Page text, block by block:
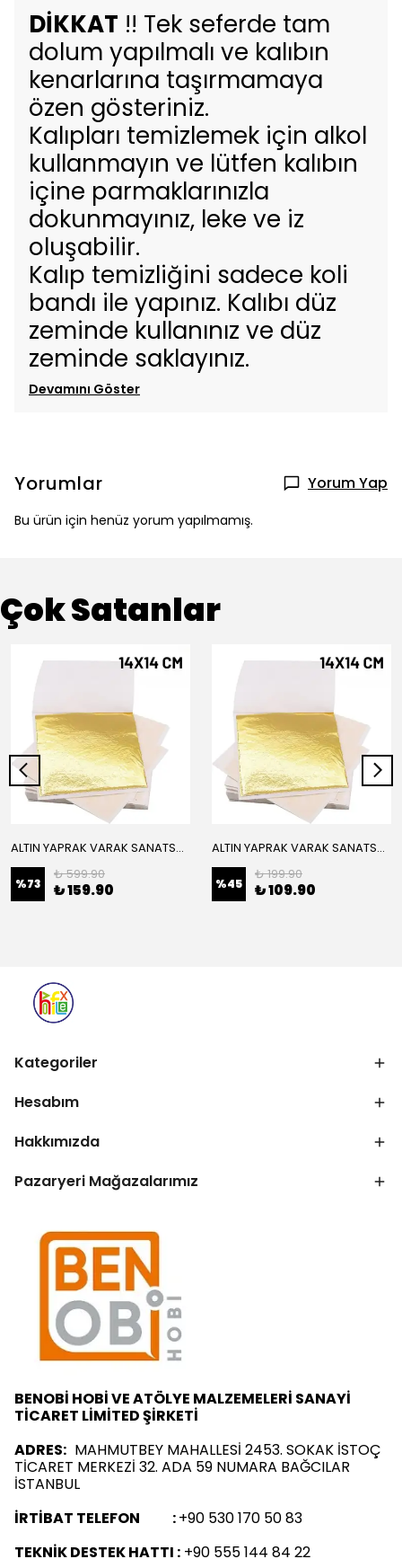
DİKKAT !! Tek seferde tam
dolum yapılmalı ve kalıbın
kenarlarına taşırmamaya
özen gösteriniz.
Kalıpları temizlemek için alkol
kullanmayın ve lütfen kalıbın
içine parmaklarınızla
dokunmayınız, leke ve iz
oluşabilir.
Kalıp temizliğini sadece koli
bandı ile yapınız. Kalıbı düz
zeminde kullanınız ve düz
zeminde saklayınız.
Devamını Göster
Yorumlar Yorum Yap
Bu ürün için henüz yorum yapılmamış.
Çok Satanlar
ALTIN YAPRAK VARAK SANATSAL BÜYÜK BOY FOLYO EPOKSİ REÇİNE NAİL ART 16 ADET 14X14 CM ALTIN RENK
%73
₺ 599.90
₺ 159.90
ALTIN YAPRAK VARAK SANATSAL BÜYÜK BOY FOLYO EPOKSİ REÇİNE NAİL ART 8 ADET ALTIN RENK 14X14 CM
%45
₺ 199.90
₺ 109.90
Kategoriler
Hesabım
Hakkımızda
Pazaryeri Mağazalarımız
BENOBİ HOBİ VE ATÖLYE MALZEMELERİ SANAYİ
TİCARET LİMİTED ŞİRKETİ
ADRES: MAHMUTBEY MAHALLESİ 2453. SOKAK İSTOÇ
TİCARET MERKEZİ 32. ADA 59 NUMARA BAĞCILAR
İSTANBUL
İRTİBAT TELEFON :+90 530 170 50 83
TEKNİK DESTEK HATTI : +90 555 144 84 22